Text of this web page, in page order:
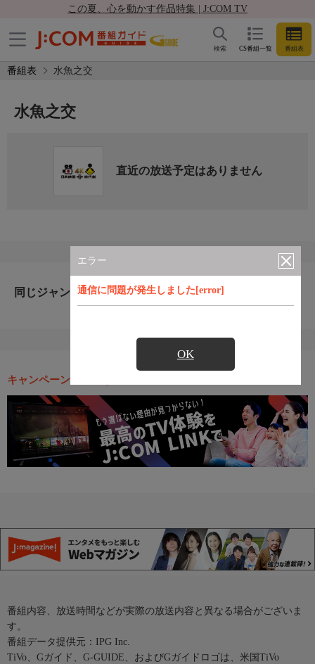
この夏、心を動かす作品特集 | J:COM TV
CS番組一覧 番組表
検索
番組表 水魚之交
エラー
通信に問題が発生しました[error]
OK
水魚之交
直近の放送予定はありません
同じジャンルのおすすめ番組
キャンペーン・お得な情報
番組内容、放送時間などが実際の放送内容と異なる場合がございま
す。
番組データ提供元：IPG Inc.
TiVo、Gガイド、G-GUIDE、およびGガイドロゴは、米国TiVo